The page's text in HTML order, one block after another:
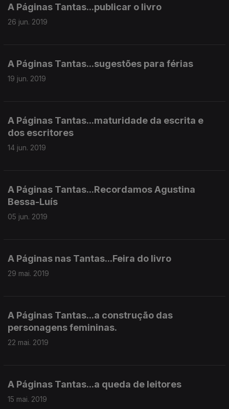
A Páginas Tantas...publicar o livro
26 jun. 2019
A Páginas Tantas...sugestões para férias
19 jun. 2019
A Páginas Tantas...maturidade da escrita e
dos escritores
14 jun. 2019
A Páginas Tantas...Recordamos Agustina
Bessa-Luís
05 jun. 2019
A Páginas nas Tantas...Feira do livro
29 mai. 2019
A Páginas Tantas...a construção das
personagens femininas.
22 mai. 2019
A Páginas Tantas...a queda de leitores
15 mai. 2019